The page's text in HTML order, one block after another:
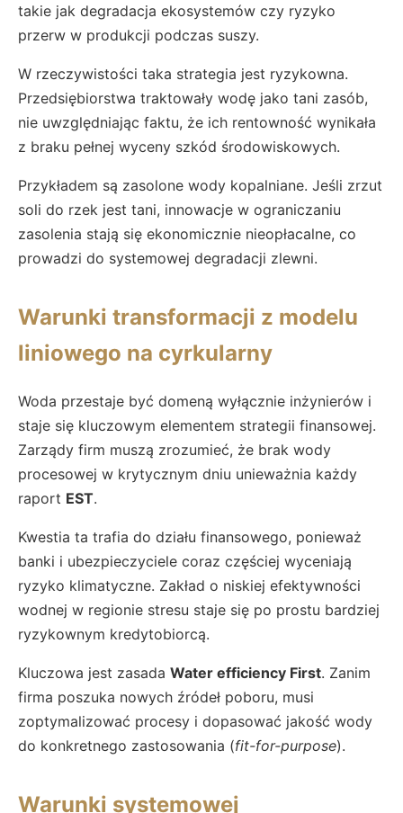
takie jak degradacja ekosystemów czy ryzyko
przerw w produkcji podczas suszy.
W rzeczywistości taka strategia jest ryzykowna.
Przedsiębiorstwa traktowały wodę jako tani zasób,
nie uwzględniając faktu, że ich rentowność wynikała
z braku pełnej wyceny szkód środowiskowych.
Przykładem są zasolone wody kopalniane. Jeśli zrzut
soli do rzek jest tani, innowacje w ograniczaniu
zasolenia stają się ekonomicznie nieopłacalne, co
prowadzi do systemowej degradacji zlewni.
Warunki transformacji z modelu
liniowego na cyrkularny
Woda przestaje być domeną wyłącznie inżynierów i
staje się kluczowym elementem strategii finansowej.
Zarządy firm muszą zrozumieć, że brak wody
procesowej w krytycznym dniu unieważnia każdy
raport EST.
Kwestia ta trafia do działu finansowego, ponieważ
banki i ubezpieczyciele coraz częściej wyceniają
ryzyko klimatyczne. Zakład o niskiej efektywności
wodnej w regionie stresu staje się po prostu bardziej
ryzykownym kredytobiorcą.
Kluczowa jest zasada Water efficiency First. Zanim
firma poszuka nowych źródeł poboru, musi
zoptymalizować procesy i dopasować jakość wody
do konkretnego zastosowania (fit-for-purpose).
Warunki systemowej